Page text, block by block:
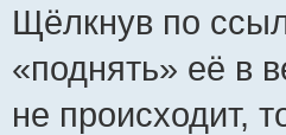
Щёлкнув по
«поднять» её в
не происходит,